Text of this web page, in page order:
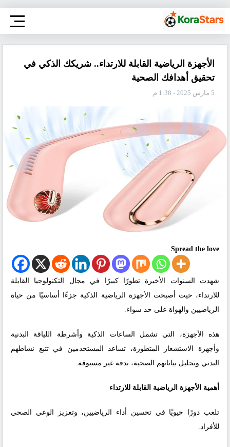
الأجهزة الرياضية القابلة للارتداء.. شريكك الذكي في
تحقيق أهدافك الصحية
5 مارس 2025 - 1:38 م
Spread the love
شهدت السنوات الأخيرة تطورًا كبيرًا في مجال التكنولوجيا القابلة
للارتداء، حيث أصبحت الأجهزة الرياضية الذكية جزءًا أساسيًا من حياة
الرياضيين والهواة على حد سواء.
هذه الأجهزة، التي تشمل الساعات الذكية وأشرطة اللياقة البدنية
وأجهزة الاستشعار المتطورة، تساعد المستخدمين في تتبع نشاطهم
البدني وتحليل بياناتهم الصحية، بدقة غير مسبوقة.
أهمية الأجهزة الرياضية القابلة للارتداء
تلعب دورًا حيويًا في تحسين أداء الرياضيين، وتعزيز الوعي الصحي
للأفراد.